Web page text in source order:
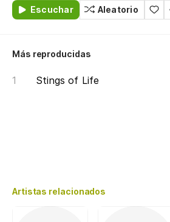
Escuchar Aleatorio
Más reproducidas
Stings of Life
Artistas relacionados